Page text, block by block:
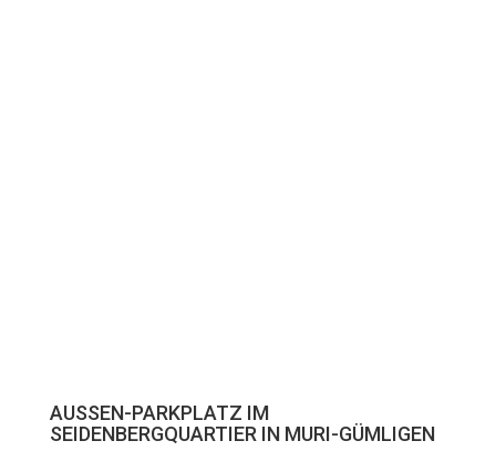
AUSSEN-PARKPLATZ IM
SEIDENBERGQUARTIER IN MURI-GÜMLIGEN